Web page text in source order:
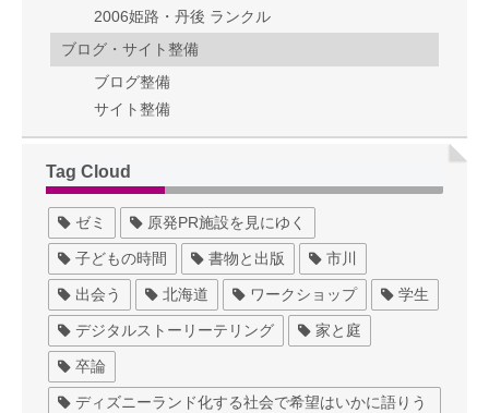
2006姫路・丹後 ランクル
ブログ・サイト整備
ブログ整備
サイト整備
Tag Cloud
ゼミ 原発PR施設を見にゆく
子どもの時間 書物と出版 市川
出会う 北海道 ワークショップ 学生
デジタルストーリーテリング 家と庭
卒論
ディズニーランド化する社会で希望はいかに語りう